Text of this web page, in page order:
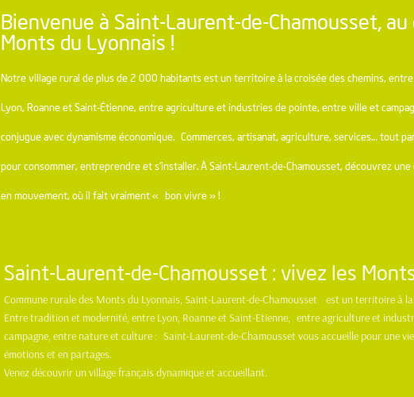
Bienvenue à Saint-Laurent-de-Chamousset, au
Monts du Lyonnais !
Notre village rural de plus de 2 000 habitants est un territoire à la croisée des chemins,
Lyon, Roanne et Saint-Étienne, entre agriculture et industries de pointe, entre ville et
conjugue avec dynamisme économique. Commerces, artisanat, agriculture, services… tout
pour consommer, entreprendre et s’installer.À Saint-Laurent-de-Chamousset, découvrez
en mouvement, où il fait vraiment « bon vivre » !
Saint-Laurent-de-Chamousset : vivez les
Commune rurale des Monts du Lyonnais, Saint-Laurent-de-Chamousset est un territoire à la
Entre tradition et modernité, entre Lyon, Roanne et Saint-Etienne, entre agriculture et
campagne, entre nature et culture : Saint-Laurent-de-Chamousset vous accueille pour une
émotions et en partages.
Venez découvrir un village français dynamique et accueillant.